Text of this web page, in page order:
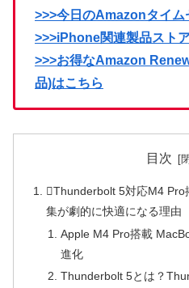
>>>今日のAmazonタイム
>>>iPhone関連製品スト
>>>お得なAmazon
品)はこちら
目次
Thunderbolt 5対応M4
集が劇的に快適になる理由
Apple M4 Pro搭載
進化
Thunderbolt 5とは？